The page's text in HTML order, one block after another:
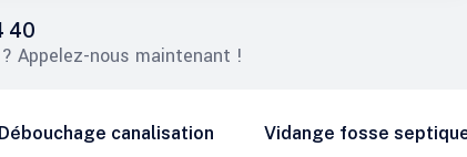
40
Appelez-nous maintenant !
Débouchage canalisation Vidange fosse